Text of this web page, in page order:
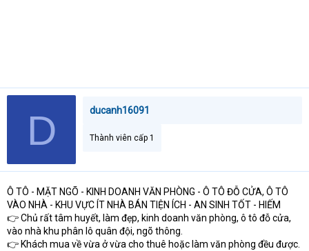
D ducanh16091
Thành viên cấp 1
Ô TÔ - MẶT NGÕ - KINH DOANH VĂN PHÒNG - Ô TÔ ĐỖ CỬA, Ô TÔ
VÀO NHÀ - KHU VỰC ÍT NHÀ BÁN TIỆN ÍCH - AN SINH TỐT - HIẾM
👉 Chủ rất tâm huyết, làm đẹp, kinh doanh văn phòng, ô tô đỗ cửa,
vào nhà khu phân lô quân đội, ngõ thông.
👉 Khách mua về vừa ở vừa cho thuê hoặc làm văn phòng đều được.